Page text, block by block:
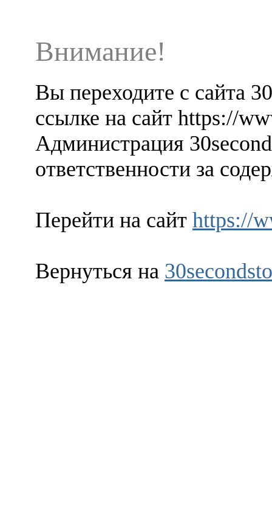
Внимание!
Вы переходите с сайта
ссылке на сайт https://
Администрация
ответственности за
Перейти на сайт https://
Вернуться на